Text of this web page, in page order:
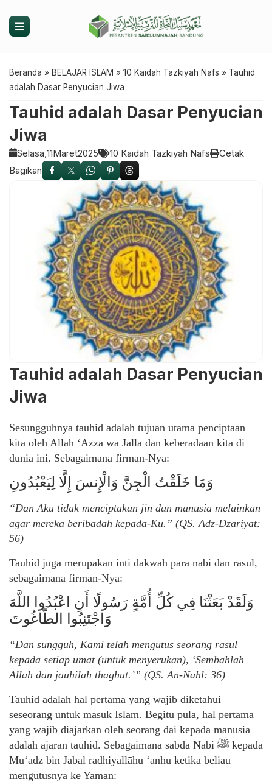
Beranda » BELAJAR ISLAM » 10 Kaidah Tazkiyah Nafs » Tauhid
adalah Dasar Penyucian Jiwa
Tauhid adalah Dasar Penyucian
Jiwa
Selasa, 11Maret2025 10 Kaidah Tazkiyah Nafs
Cetak
Bagikan
Tauhid adalah Dasar Penyucian
Jiwa
Sesungguhnya tauhid adalah tujuan utama penciptaan
kita oleh Allah ‘Azza wa Jalla dan keberadaan kita di
dunia ini. Sebagaimana firman-Nya:
وَمَا خَلَقْتُ الْجِنَّ وَالْإِنسَ إِلَّا لِيَعْبُدُونِ
“Dan Aku tidak menciptakan jin dan manusia melainkan
agar mereka beribadah kepada-Ku.” (QS. Adz-Dzariyat:
56)
Tauhid juga merupakan inti dakwah para nabi dan rasul,
sebagaimana firman-Nya:
وَلَقَدْ بَعَثْنَا فِي كُلِّ أُمَّةٍ رَسُولًا أَنِ اعْبُدُوا اللَّهَ
وَاجْتَنِبُوا الطَّاغُوتَ
“Dan sungguh, Kami telah mengutus seorang rasul
kepada setiap umat (untuk menyerukan), ‘Sembahlah
Allah dan jauhilah thaghut.’” (QS. An-Nahl: 36)
Tauhid adalah hal pertama yang wajib diketahui
seseorang untuk masuk Islam. Begitu pula, hal pertama
yang wajib diajarkan oleh seorang dai kepada manusia
adalah ajaran tauhid. Sebagaimana sabda Nabi ﷺ kepada
Mu‘adz bin Jabal radhiyallāhu ‘anhu ketika beliau
mengutusnya ke Yaman: